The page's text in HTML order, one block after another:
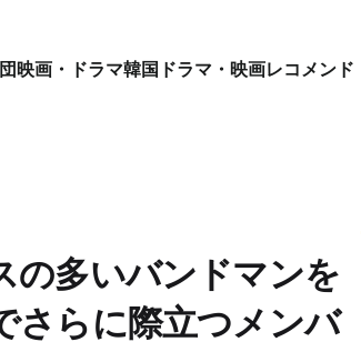
映画・ドラマ韓国ドラマ・映画レコメンド
の多いバンドマンを
さらに際立つメンバ